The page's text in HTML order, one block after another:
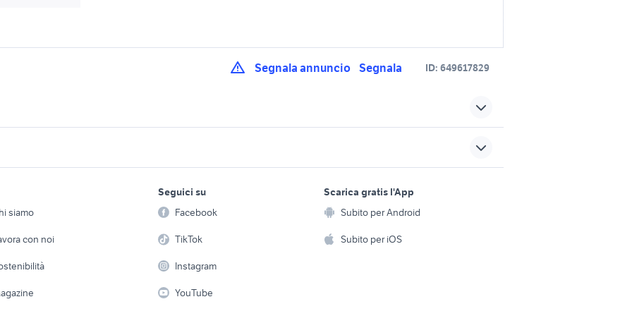
Segnala annuncio Segnala ID: 649617829
kit ruota di scorta accessori
ruotino scorta honda civic
bracciolo auto universale
auto in kit di montaggio italia
accessori auto Lazio
copri ruota di scorta
cupolino universale moto
auto usate mantova
reggio emilia
Arredamento e
siamo
con noi
Seguici su
Facebook
TikTok
Instagram
YouTube
Scarica gratis l'App
Subito per Android
Subito per iOS